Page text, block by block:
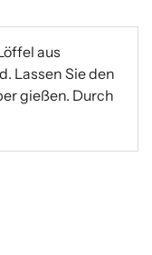
aus
Lassen Sie den
gießen. Durch